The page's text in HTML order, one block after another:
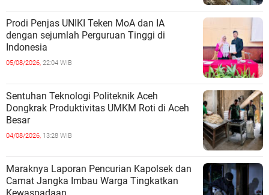
Prodi Penjas UNIKI Teken MoA dan IA
dengan sejumlah Perguruan Tinggi di
Indonesia
05/08/2026, 22:04 WIB
Sentuhan Teknologi Politeknik Aceh
Dongkrak Produktivitas UMKM Roti di Aceh
Besar
04/08/2026, 13:28 WIB
Maraknya Laporan Pencurian Kapolsek dan
Camat Jangka Imbau Warga Tingkatkan